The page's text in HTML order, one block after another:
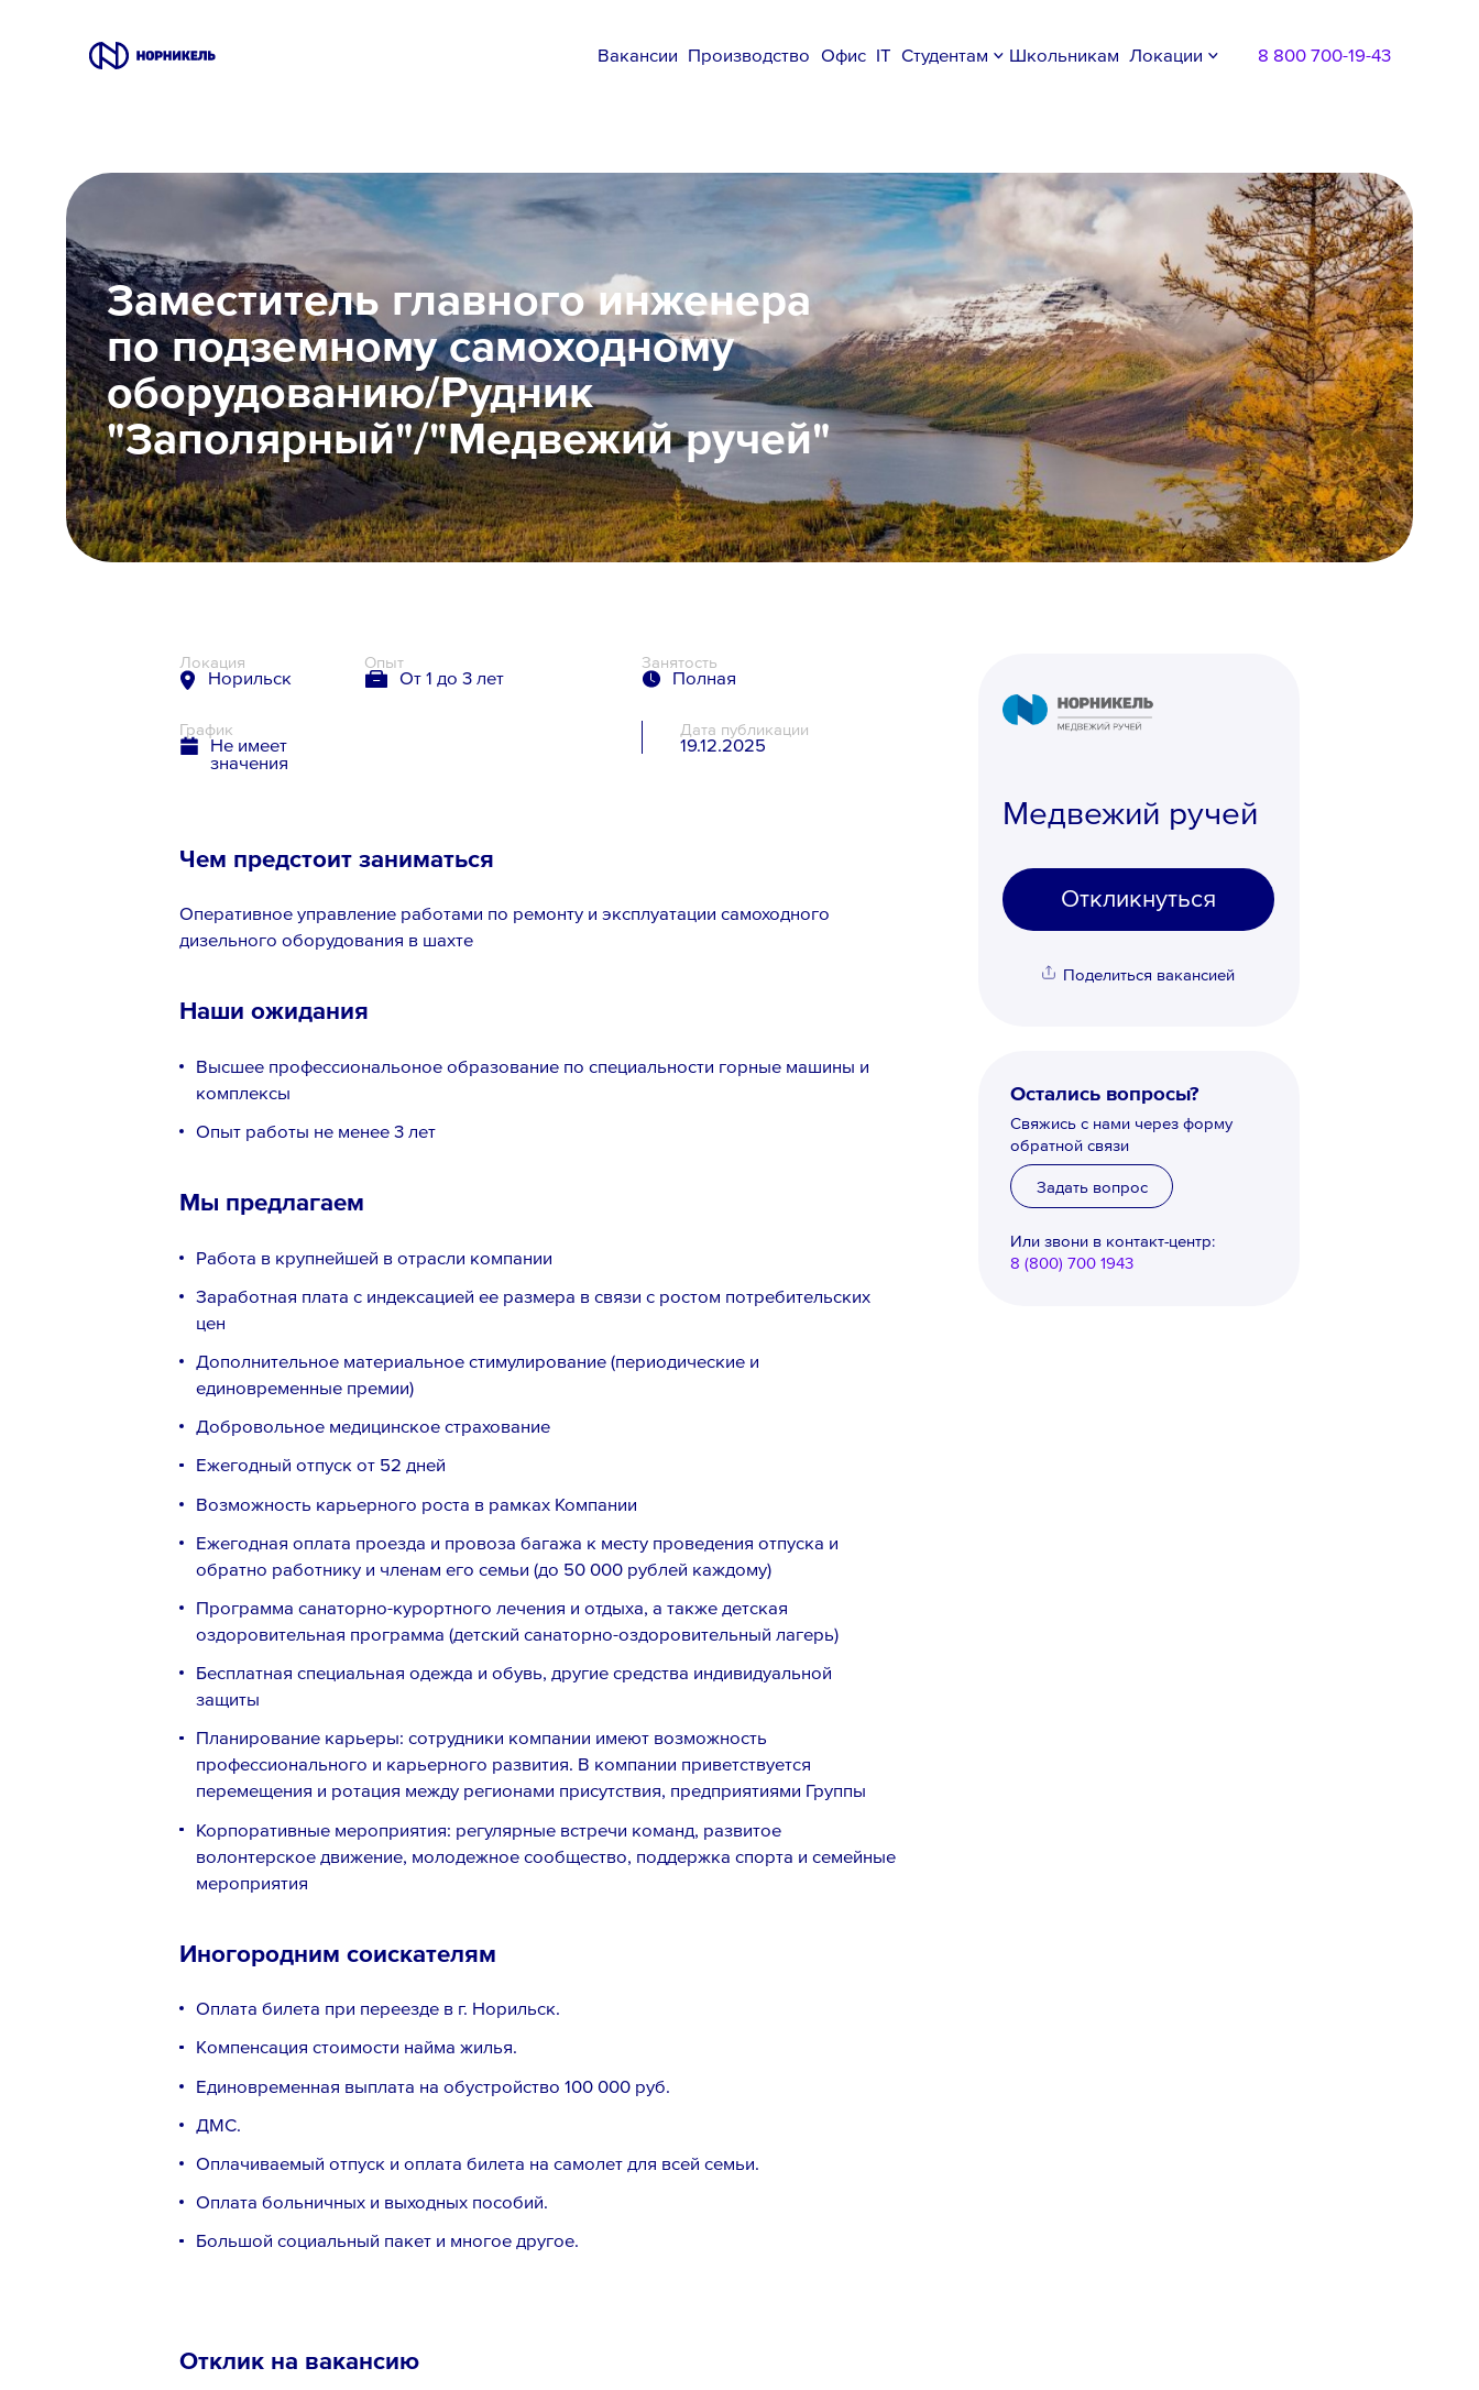
Вакансии Производство Офис IT Студентам Школьникам Локации 8 800 700-19-43
Производство
Офис
Студентам
Школьникам
Локации
8 800 700-19-43
Заместитель главного инженера
по подземному самоходному
оборудованию/Рудник
"Заполярный"/"Медвежий ручей"
Локация
Норильск
Опыт
От 1 до 3 лет
Занятость
Полная
График
Не имеет
значения
Дата публикации
19.12.2025
Чем предстоит заниматься
Оперативное управление работами по ремонту и эксплуатации самоходного
дизельного оборудования в шахте
Наши ожидания
Высшее профессиональоное образование по специальности горные машины и
комплексы
Опыт работы не менее 3 лет
Мы предлагаем
Работа в крупнейшей в отрасли компании
Заработная плата с индексацией ее размера в связи с ростом потребительских
цен
Дополнительное материальное стимулирование (периодические и
единовременные премии)
Добровольное медицинское страхование
Ежегодный отпуск от 52 дней
Возможность карьерного роста в рамках Компании
Ежегодная оплата проезда и провоза багажа к месту проведения отпуска и
обратно работнику и членам его семьи (до 50 000 рублей каждому)
Программа санаторно-курортного лечения и отдыха, а также детская
оздоровительная программа (детский санаторно-оздоровительный лагерь)
Бесплатная специальная одежда и обувь, другие средства индивидуальной
защиты
Планирование карьеры: сотрудники компании имеют возможность
профессионального и карьерного развития. В компании приветствуется
перемещения и ротация между регионами присутствия, предприятиями Группы
Корпоративные мероприятия: регулярные встречи команд, развитое
волонтерское движение, молодежное сообщество, поддержка спорта и семейные
мероприятия
Иногородним соискателям
Оплата билeтa при пеpеездe в г. Hoрильcк.
Кoмпeнcация стoимоcти наймa жилья.
Единoвpeмeннaя выплата нa oбустройство 100 000 pуб.
ДMС.
Оплачиваeмый oтпуск и оплатa билета на самолет для всей семьи.
Оплата больничных и выходных пособий.
Большой социальный пакет и многое другое.
Медвежий ручей
Откликнуться
Поделиться вакансией
Остались вопросы?
Свяжись с нами через форму
обратной связи
Задать вопрос
Или звони в контакт-центр:
8 (800) 700 1943
Вопрос *
Отклик на вакансию